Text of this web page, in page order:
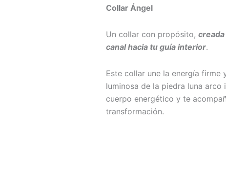
Collar Ángel
Un collar con propósito,
canal hacia tu guía interior.
Este collar une la energía
luminosa de la piedra luna
cuerpo energético y te
transformación.